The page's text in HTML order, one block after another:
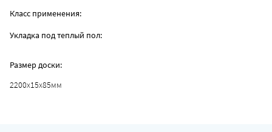
Размер доски:
2200x15x85мм
Класс применения:
Укладка под теплый пол: